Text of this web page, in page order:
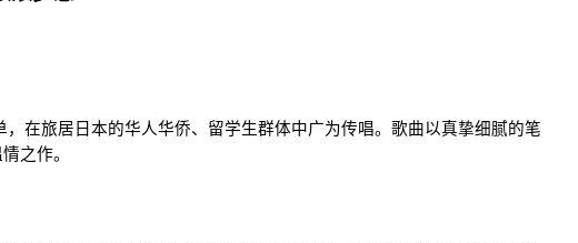
在旅居日本的华人华侨、留学生群体中广为传唱。歌曲以真挚细腻的笔
之作。